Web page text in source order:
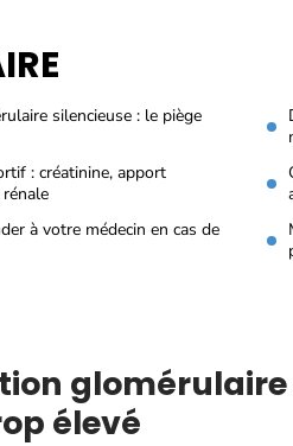
silencieuse : le piège
: créatinine, apport
à votre médecin en cas de
glomérulaire
élevé